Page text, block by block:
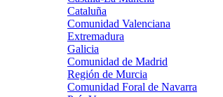
Cataluña
Comunidad Valenciana
Extremadura
Galicia
Comunidad de Madrid
Región de Murcia
Comunidad Foral de Navarra